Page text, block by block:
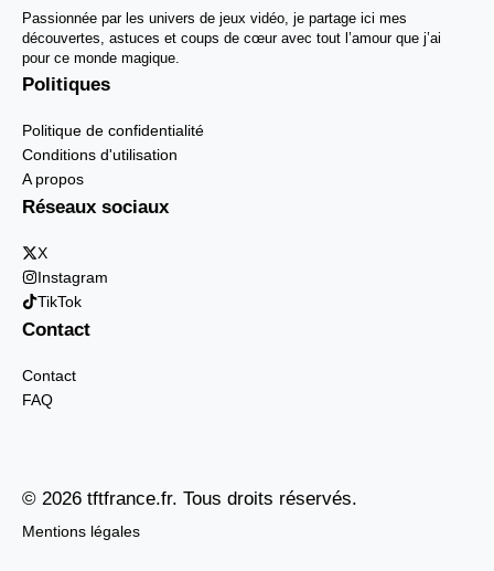
Passionnée par les univers de jeux vidéo, je partage ici mes
découvertes, astuces et coups de cœur avec tout l’amour que j’ai
pour ce monde magique.
Politiques
Politique de confidentialité
Conditions d'utilisation
A propos
Réseaux sociaux
X
Instagram
TikTok
Contact
Contact
FAQ
© 2026 tftfrance.fr. Tous droits réservés.
Mentions légales